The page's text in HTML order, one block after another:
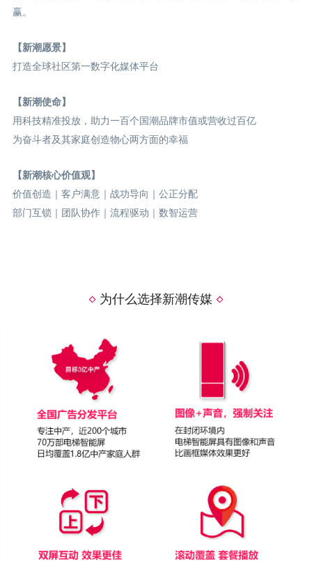
赢。
【新潮愿景】
打造全球社区第一数字化媒体平台
【新潮使命】
用科技精准投放，助力一百个国潮品牌市值或营收过百亿
为奋斗者及其家庭创造物心两方面的幸福
【新潮核心价值观】
价值创造｜客户满意｜战功导向｜公正分配
部门互锁｜团队协作｜流程驱动｜数智运营
为什么选择新潮传媒